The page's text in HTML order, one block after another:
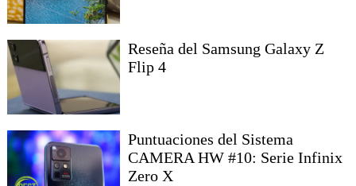
Reseña del Samsung Galaxy Z
Flip 4
Puntuaciones del Sistema
CAMERA HW #10: Serie Infinix
Zero X